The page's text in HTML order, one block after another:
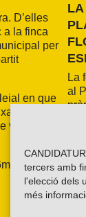
tercers amb
l'elecció dels
més
D’elles
a la finca
per
en que
per haver
va acabar
a 4 anys o
LA
La
al